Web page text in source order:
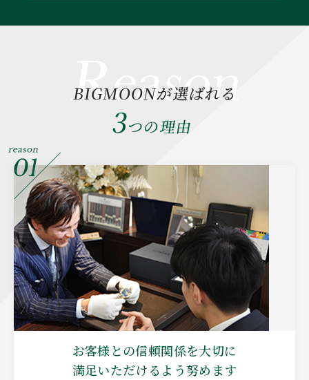
BIGMOONが選ばれる
3つの理由
お客様との信頼関係を大切に
満足いただけるよう努めます